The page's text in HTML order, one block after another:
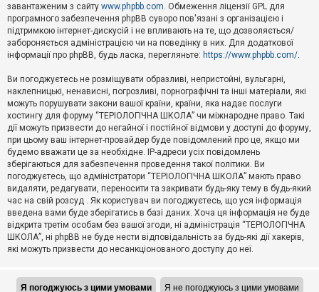
к
т
и
в
н
і
м
и
П
о
ш
у
Д
о
п
о
м
завантаженим з сайту www.phpbb.com. Обмеження ліцензії GPL для
програмного забезпечення phpBB суворо пов'язані з організацією і
підтримкою інтернет-дискусій і не впливають на те, що дозволяється/
забороняється адміністрацією чи на поведінку в них. Для додаткової
інформації про phpBB, будь ласка, перегляньте: https://www.phpbb.com/.
Ви погоджуєтесь не розміщувати образливі, непристойні, вульгарні,
наклепницькі, ненависні, погрозливі, порнографічні та інші матеріали, які
можуть порушувати закони вашої країни, країни, яка надає послуги
хостингу для форуму “ТЕРІОЛОГІЧНА ШКОЛА” чи міжнародне право. Такі
дії можуть призвести до негайної і постійної відмови у доступі до форуму,
при цьому ваш інтернет-провайдер буде повідомлений про це, якщо ми
будемо вважати це за необхідне. IP-адреси усіх повідомлень
зберігаються для забезпечення проведення такої політики. Ви
погоджуєтесь, що адміністратори “ТЕРІОЛОГІЧНА ШКОЛА” мають право
видаляти, редагувати, переносити та закривати будь-яку тему в будь-який
час на свій розсуд . Як користувач ви погоджуєтесь, що уся інформація
введена вами буде зберігатись в базі даних. Хоча ця інформація не буде
відкрита третім особам без вашої згоди, ні адміністрація “ТЕРІОЛОГІЧНА
ШКОЛА”, ні phpBB не буде нести відповідальність за будь-які дії хакерів,
які можуть призвести до несанкціонованого доступу до неї.